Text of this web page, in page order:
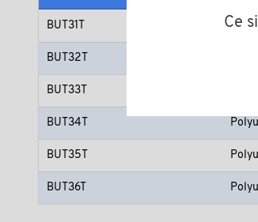
BUT31T
BUT32T
BUT33T
BUT34T
BUT35T
BUT36T
Ce